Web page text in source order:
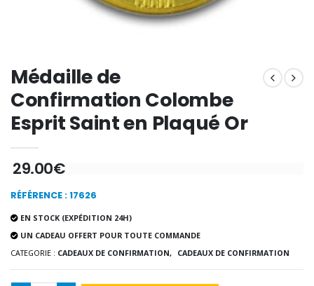
-10%
€5.50 €4.95
€78.00
Huile d'Onction
€9.90
€130.00
€5.00
Médaille de
Confirmation Colombe
Esprit Saint en Plaqué Or
29.00€
RÉFÉRENCE : 17626
EN STOCK (EXPÉDITION 24H)
UN CADEAU OFFERT POUR TOUTE COMMANDE
CATEGORIE : CADEAUX DE CONFIRMATION, CADEAUX DE CONFIRMATION